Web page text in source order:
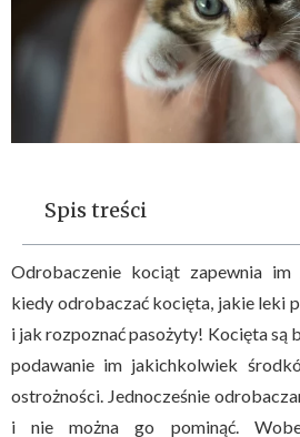
Spis treści
Odrobaczenie kociąt zapewnia im
kiedy odrobaczać kocięta, jakie leki
i jak rozpoznać pasożyty! Kocięta są
podawanie im jakichkolwiek
ostrożności. Jednocześnie
i nie można go pominąć.